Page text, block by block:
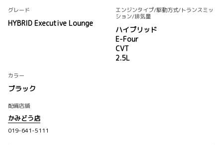
グレード
HYBRID Executive Lounge
エンジンタイプ/駆動方式/トランスミッ
ション/排気量
ハイブリッド
E-Four
CVT
2.5L
カラー
ブラック
配備店舗
かみどう店
019-641-5111